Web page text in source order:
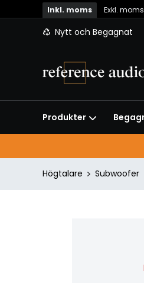
Inkl. moms Exkl. moms
Nytt och Begagnat
Produkter
Högtalare Subwoofer